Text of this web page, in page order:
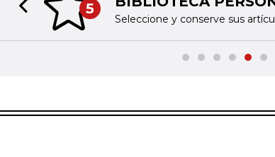
5
Seleccione y conserve sus
Previous slide